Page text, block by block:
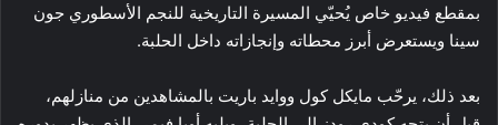
بمقطع فيديو خاص يُحيّي المسيرة التاريخية للنجم الأسطوري جون
سينا ويستعرض أبرز محطاته وإنجازاته داخل الحلبة.
بعد ذلك، يرحّب مايكل كول ووايد باريت بالمشاهدين من منازلهم،